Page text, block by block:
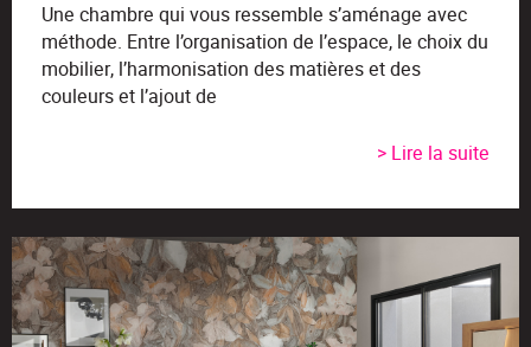
Une chambre qui vous ressemble s’aménage avec
méthode. Entre l’organisation de l’espace, le choix du
mobilier, l’harmonisation des matières et des
couleurs et l’ajout de
> Lire la suite